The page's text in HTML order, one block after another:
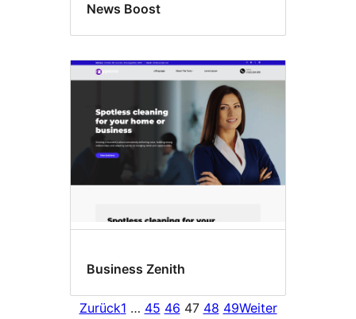
News Boost
Business Zenith
Zurück1 … 45 46 47 48 49Weiter